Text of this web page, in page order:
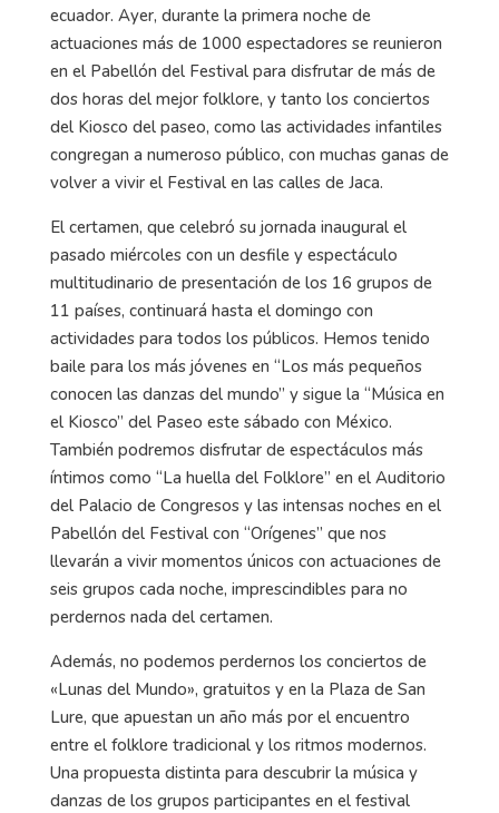
ecuador. Ayer, durante la primera noche de
actuaciones más de 1000 espectadores se reunieron
en el Pabellón del Festival para disfrutar de más de
dos horas del mejor folklore, y tanto los conciertos
del Kiosco del paseo, como las actividades infantiles
congregan a numeroso público, con muchas ganas de
volver a vivir el Festival en las calles de Jaca.
El certamen, que celebró su jornada inaugural el
pasado miércoles con un desfile y espectáculo
multitudinario de presentación de los 16 grupos de
11 países, continuará hasta el domingo con
actividades para todos los públicos. Hemos tenido
baile para los más jóvenes en “Los más pequeños
conocen las danzas del mundo” y sigue la “Música en
el Kiosco” del Paseo este sábado con México.
También podremos disfrutar de espectáculos más
íntimos como “La huella del Folklore” en el Auditorio
del Palacio de Congresos y las intensas noches en el
Pabellón del Festival con “Orígenes” que nos
llevarán a vivir momentos únicos con actuaciones de
seis grupos cada noche, imprescindibles para no
perdernos nada del certamen.
Además, no podemos perdernos los conciertos de
«Lunas del Mundo», gratuitos y en la Plaza de San
Lure, que apuestan un año más por el encuentro
entre el folklore tradicional y los ritmos modernos.
Una propuesta distinta para descubrir la música y
danzas de los grupos participantes en el festival